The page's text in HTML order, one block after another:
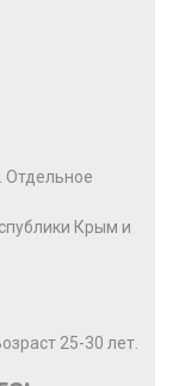
Отдельное
Крым и
25-30 лет.